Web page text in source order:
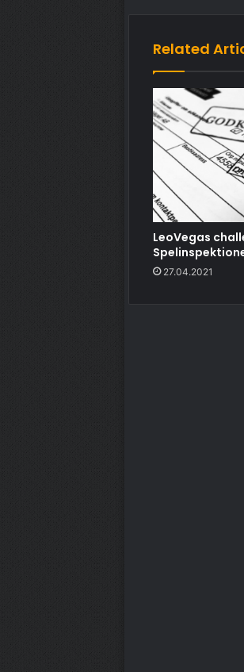
Related
LeoVegas
27.04.2021